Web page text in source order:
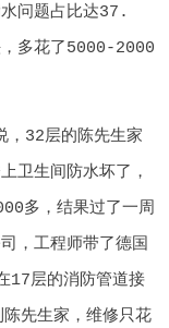
问题占比达37.
，多花了5000-2000
，32层的陈先生家
卫生间防水坏了，
多，结果过了一周
，工程师带了德国
17层的消防管道接
先生家，维修只花